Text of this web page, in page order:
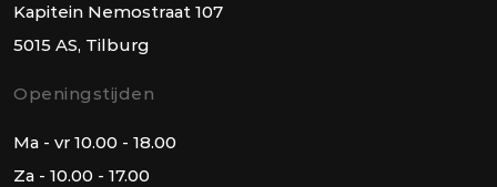
Kapitein Nemostraat 107
5015 AS, Tilburg
Openingstijden
Ma - vr 10.00 - 18.00
Za - 10.00 - 17.00